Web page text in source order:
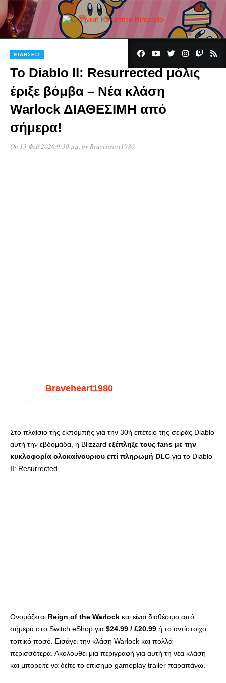
ΕΙΔΉΣΕΙΣ
Το Diablo II: Resurrected μόλις
έριξε βόμβα – Νέα κλάση
Warlock ΔΙΑΘΕΣΙΜΗ από
σήμερα!
On 13 Φεβ 2026 9:30 μμ , by Braveheart1980
Braveheart1980
Στο πλαίσιο της εκπομπής για την 30ή επέτειο της σειράς Diablo
αυτή την εβδομάδα, η Blizzard εξέπληξε τους fans με την
κυκλοφορία ολοκαίνουριου επί πληρωμή DLC για το Diablo
II: Resurrected.
Ονομάζεται Reign of the Warlock και είναι διαθέσιμο από
σήμερα στο Switch eShop για $24.99 / £20.99 ή το αντίστοιχο
τοπικό ποσό. Εισάγει την κλάση Warlock και πολλά
περισσότερα. Ακολουθεί μια περιγραφή για αυτή τη νέα κλάση
και μπορείτε να δείτε το επίσημο gameplay trailer παραπάνω.